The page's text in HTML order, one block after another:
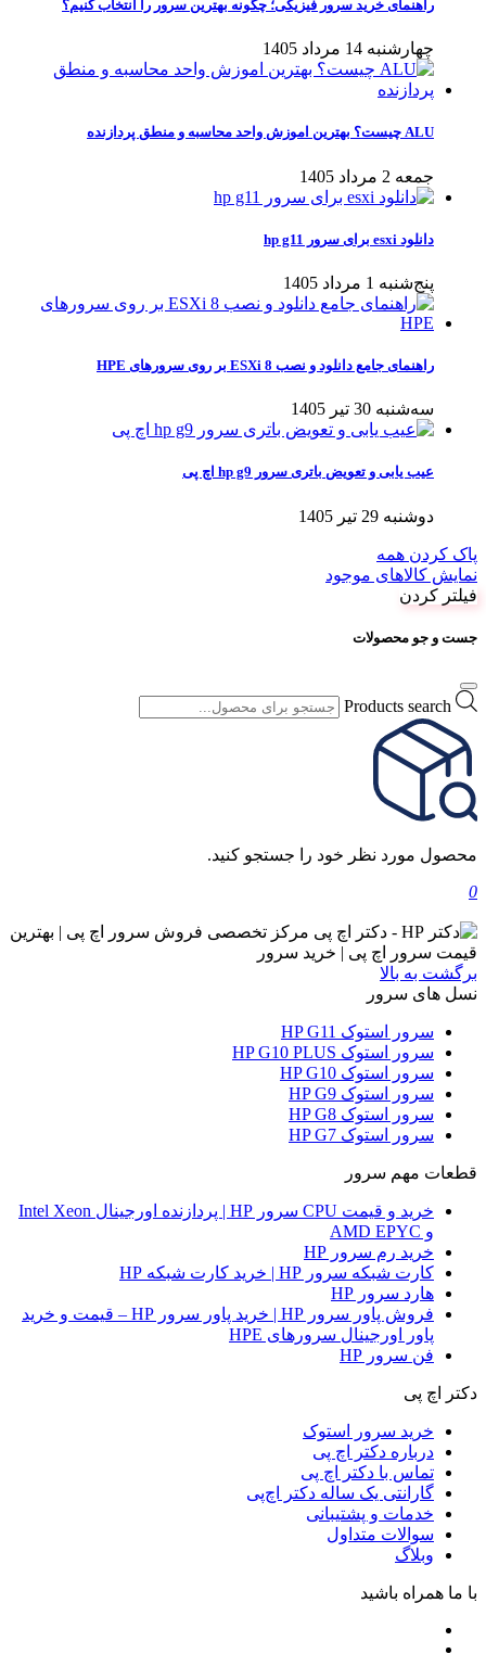
راهنمای خرید سرور فیزیکی؛ چگونه بهترین سرور را انتخاب کنیم؟
چهارشنبه 14 مرداد 1405
ALU چیست؟ بهترین اموزش واحد محاسبه و منطق پردازنده
جمعه 2 مرداد 1405
دانلود esxi برای سرور hp g11
پنج‌شنبه 1 مرداد 1405
راهنمای جامع دانلود و نصب ESXi 8 بر روی سرورهای HPE
سه‌شنبه 30 تیر 1405
عیب یابی و تعویض باتری سرور hp g9 اچ پی
دوشنبه 29 تیر 1405
پاک کردن همه
نمایش کالاهای موجود
فیلتر کردن
جست و جو محصولات
Products search
محصول مورد نظر خود را جستجو کنید.
0
برگشت به بالا
نسل های سرور
سرور استوک HP G11
سرور استوک HP G10 PLUS
سرور استوک HP G10
سرور استوک HP G9
سرور استوک HP G8
سرور استوک HP G7
قطعات مهم سرور
خرید و قیمت CPU سرور HP | پردازنده اورجینال Intel Xeon
و AMD EPYC
خرید رم سرور HP
کارت شبکه سرور HP | خرید کارت شبکه HP
هارد سرور HP
فروش پاور سرور HP | خرید پاور سرور HP – قیمت و خرید
پاور اورجینال سرورهای HPE
فن سرور HP
دکتر اچ پی
خرید سرور استوک
درباره دکتر اچ پی
تماس با دکتر اچ پی
گارانتی یک ساله دکتر اچ‌پی
خدمات و پشتیبانی
سوالات متداول
وبلاگ
با ما همراه باشید